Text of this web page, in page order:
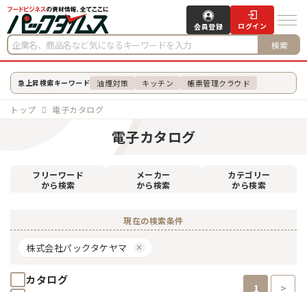
検索
会員登録 ログイン
急上昇検索キーワード 油煙対策 キッチン 帳票管理クラウド
トップ 電子カタログ
電子カタログ
フリーワード
から検索
メーカー
から検索
カテゴリー
から検索
現在の検索条件
株式会社パックタケヤマ
カタログ
1 >